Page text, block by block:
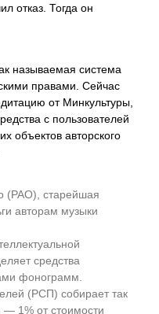
отказ. Тогда он
называемая система
правами. Сейчас
от Минкультуры,
с пользователей
объектов авторского
(РАО), старейшая
авторам музыки
средства
фонограмм.
(РСП) собирает так
— 1% от стоимости